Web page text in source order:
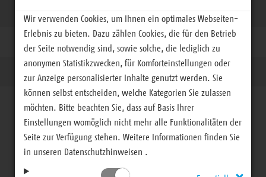
Gesellschaft
Inklusion Runder Tisch Inklusion Unser Angebot
Wir verwenden Cookies, um Ihnen ein optimales Webseiten-
Erlebnis zu bieten. Dazu zählen Cookies, die für den Betrieb
der Seite notwendig sind, sowie solche, die lediglich zu
anonymen Statistikzwecken, für Komforteinstellungen oder
zur Anzeige personalisierter Inhalte genutzt werden. Sie
können selbst entscheiden, welche Kategorien Sie zulassen
möchten. Bitte beachten Sie, dass auf Basis Ihrer
Einstellungen womöglich nicht mehr alle Funktionalitäten der
Seite zur Verfügung stehen. Weitere Informationen finden Sie
in unseren Datenschutzhinweisen .